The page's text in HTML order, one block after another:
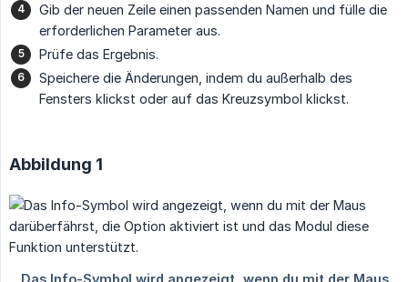
Gib der neuen Zeile einen passenden Namen und fülle die
erforderlichen Parameter aus.
Prüfe das Ergebnis.
Speichere die Änderungen, indem du außerhalb des
Fensters klickst oder auf das Kreuzsymbol klickst.
Abbildung 1